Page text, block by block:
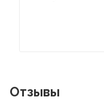
Отзывы